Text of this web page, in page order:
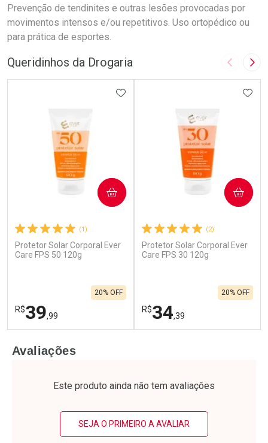
Prevenção de tendinites e outras lesões provocadas por
movimentos intensos e/ou repetitivos. Uso ortopédico ou
para prática de esportes.
Queridinhos da Drogaria Imagem
(1)
Protetor Solar Corporal Ever
Care FPS 50 120g
R$39,99
20% OFF
ADICIONAR AOS FAVORITOS
COMPRAR
Laboratório
Por Menos
(2)
Protetor Solar Corporal Ever
Care FPS 30 120g
R$34,39
20% OFF
COMPRAR
Laboratório
Por Menos
Avaliações
Este produto ainda não tem avaliações
SEJA O PRIMEIRO A AVALIAR